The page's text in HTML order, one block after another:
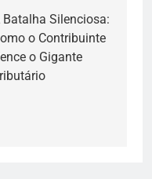
Batalha Silenciosa:
o Contribuinte
o Gigante